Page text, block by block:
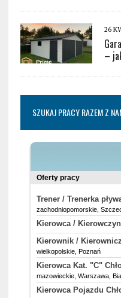
26
–
SZUKAJ PRACY RAZEM Z